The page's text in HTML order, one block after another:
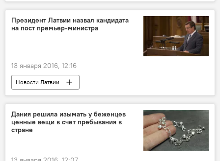
Президент Латвии назвал кандидата
на пост премьер-министра
13 января 2016, 12:16
Новости Латвии
Формирование правительства в Латвии
Дания решила изымать у беженцев
ценные вещи в счет пребывания в
стране